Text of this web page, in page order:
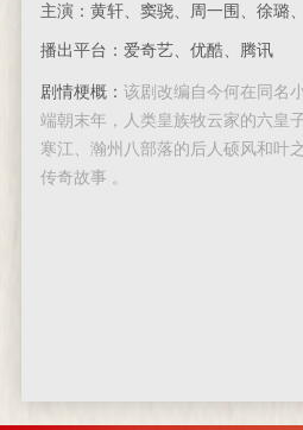
主演：黄轩、窦骁、周一围、徐璐
播出平台：爱奇艺、优酷、腾讯
剧情梗概：该剧改编自今何在同名
端朝末年，人类皇族牧云家的六皇
寒江、瀚州八部落的后人硕风和叶
传奇故事 。